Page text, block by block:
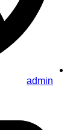
admin